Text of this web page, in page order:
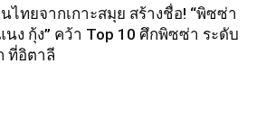
ไทยจากเกาะสมุย สร้างชื่อ! “พิซซ่า
นง กุ้ง” คว้า Top 10 ศึกพิซซ่า ระดับ
ที่อิตาลี